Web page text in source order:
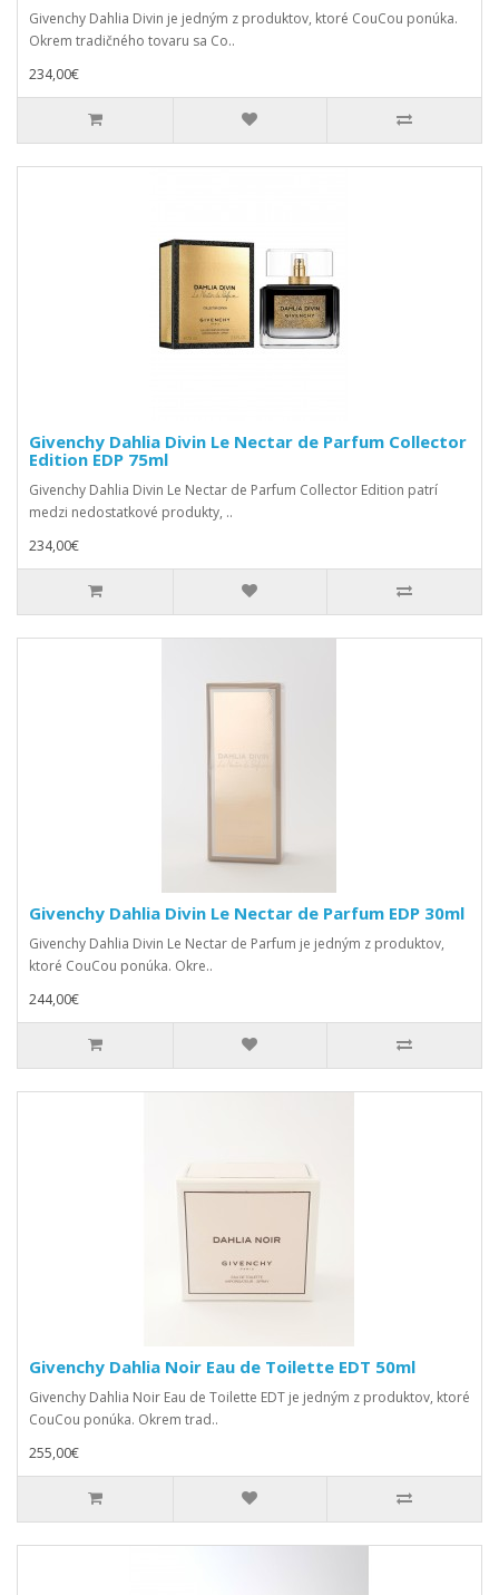
Givenchy Dahlia Divin je jedným z produktov, ktoré CouCou ponúka.
Okrem tradičného tovaru sa Co..
234,00€
Givenchy Dahlia Divin Le Nectar de Parfum Collector
Edition EDP 75ml
Givenchy Dahlia Divin Le Nectar de Parfum Collector Edition patrí
medzi nedostatkové produkty, ..
234,00€
Givenchy Dahlia Divin Le Nectar de Parfum EDP 30ml
Givenchy Dahlia Divin Le Nectar de Parfum je jedným z produktov,
ktoré CouCou ponúka. Okre..
244,00€
Givenchy Dahlia Noir Eau de Toilette EDT 50ml
Givenchy Dahlia Noir Eau de Toilette EDT je jedným z produktov, ktoré
CouCou ponúka. Okrem trad..
255,00€